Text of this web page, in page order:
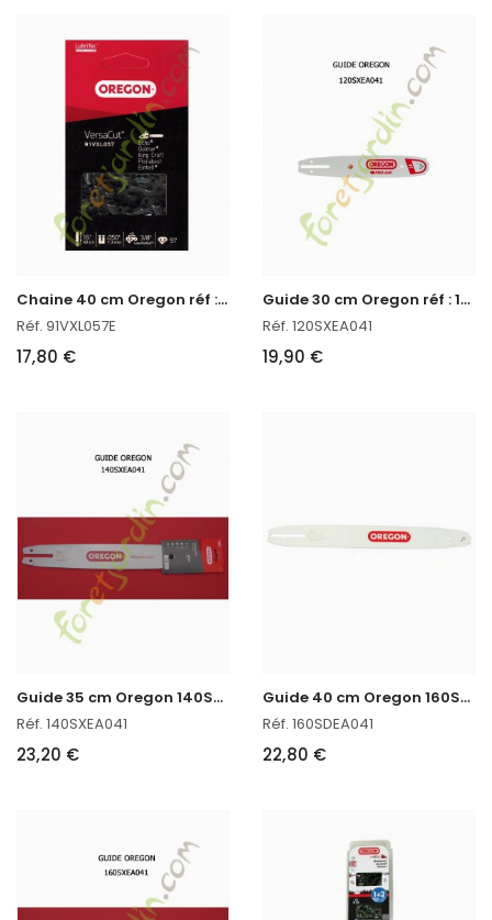
C
haine 40 cm Oregon réf : 91VXL057E
Réf. 91VXL057E
17,80 €
G
uide 30 cm Oregon réf : 120SXEA041
Réf. 120SXEA041
19,90 €
G
uide 35 cm Oregon 140SXEA041
Réf. 140SXEA041
23,20 €
G
uide 40 cm Oregon 160SDEA041
Réf. 160SDEA041
22,80 €